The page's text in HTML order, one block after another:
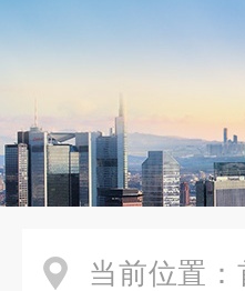
当前位置：